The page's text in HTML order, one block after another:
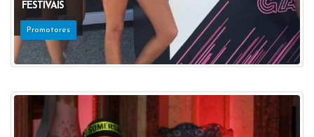
FESTIVAIS
Promotores